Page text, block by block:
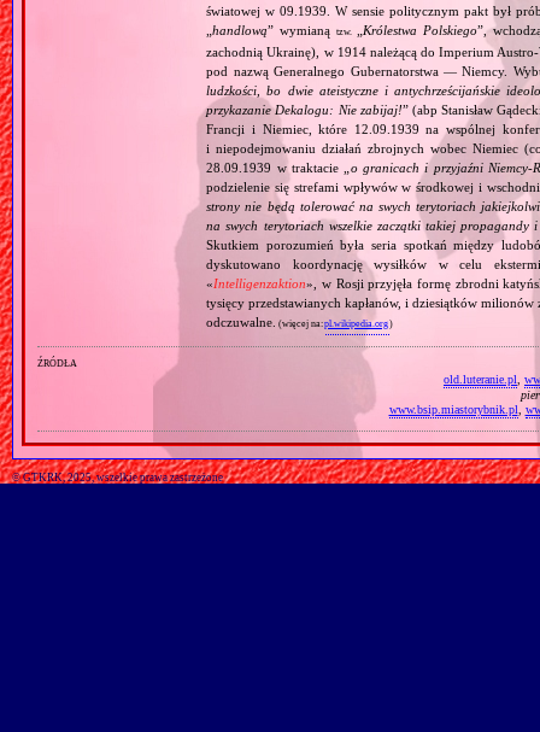
światowej w 09.1939. W sensie politycznym pakt był
„handlową” wymianą tzw. Królestwa Polskiego”,
zachodnią Ukrainę), w 1914 należącą do Imperium
pod nazwą Generalnego Gubernatorstwa — Niemcy.
ludzkości, bo dwie ateistyczne i antychrześcijańskie
przykazanie Dekalogu: Nie zabijaj!” (abp Stanisław
Francji i Niemiec, które 12.09.1939 na wspólnej
i niepodejmowaniu działań zbrojnych wobec Niemiec
28.09.1939 w traktacie „ o granicach i przyjaźni
podzielenie się strefami wpływów w środkowej i
strony nie będą tolerować na swych terytoriach
na swych terytoriach wszelkie zaczątki takiej
Skutkiem porozumień była seria spotkań między
dyskutowano koordynację wysiłków w celu
«Intelligenzaktion», w Rosji przyjęła formę zbrodni
tysięcy przedstawianych kapłanów, i dziesiątków
odczuwalne. (więcej na:pl.wikipedia.org)
źródła
old.luteranie.pl,
www.bsip.miastorybnik.pl,
© GTKRK, 2025, wszelkie prawa zastrzeżone